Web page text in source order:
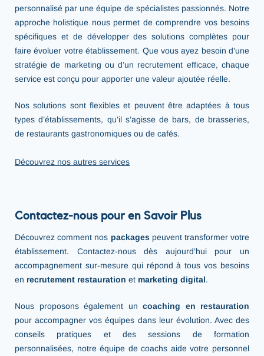
personnalisé par une équipe de spécialistes passionnés. Notre
approche holistique nous permet de comprendre vos besoins
spécifiques et de développer des solutions complètes pour
faire évoluer votre établissement. Que vous ayez besoin d’une
stratégie de marketing ou d’un recrutement efficace, chaque
service est conçu pour apporter une valeur ajoutée réelle.
Nos solutions sont flexibles et peuvent être adaptées à tous
types d’établissements, qu’il s’agisse de bars, de brasseries,
de restaurants gastronomiques ou de cafés.
Découvrez nos autres services
Contactez-nous pour en Savoir Plus
Découvrez comment nos packagespeuvent transformer votre
établissement. Contactez-nous dès aujourd’hui pour un
accompagnement sur-mesure qui répond à tous vos besoins
en recrutement restauration et marketing digital.
Nous proposons également un coaching en restauration
pour accompagner vos équipes dans leur évolution. Avec des
conseils pratiques et des sessions de formation
personnalisées, notre équipe de coachs aide votre personnel